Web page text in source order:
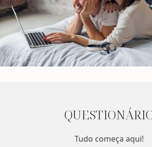
Tudo começa aqui!